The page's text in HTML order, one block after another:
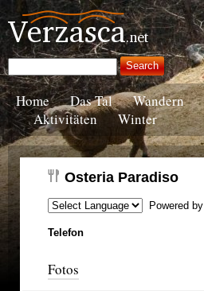
Home Das Tal Wandern
Aktivitäten
Winter
Osteria Paradiso
Powered by
Telefon
Fotos